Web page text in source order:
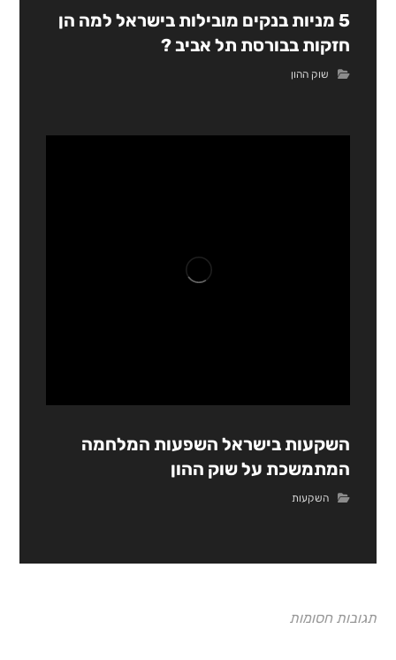
5 מניות בנקים מובילות בישראל למה הן
חזקות בבורסת תל אביב ?
שוק ההון
השקעות בישראל השפעות המלחמה
המתמשכת על שוק ההון
השקעות
תגובות חסומות